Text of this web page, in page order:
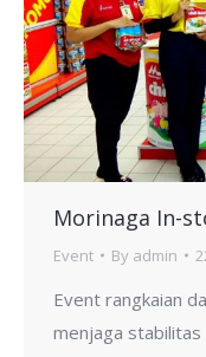
Morinaga In-
Event By admin
Event rangkaian
menjaga